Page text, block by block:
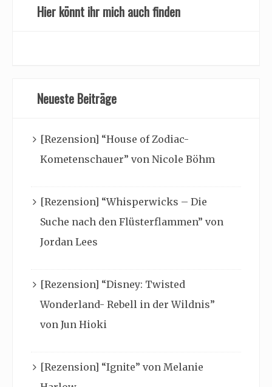
Hier könnt ihr mich auch finden
Neueste Beiträge
[Rezension] “House of Zodiac-
Kometenschauer” von Nicole Böhm
[Rezension] “Whisperwicks – Die
Suche nach den Flüsterflammen” von
Jordan Lees
[Rezension] “Disney: Twisted
Wonderland- Rebell in der Wildnis”
von Jun Hioki
[Rezension] “Ignite” von Melanie